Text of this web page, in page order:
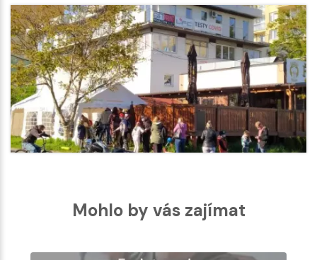
Mohlo by vás zajímat